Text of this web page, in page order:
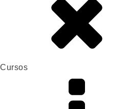
Cursos